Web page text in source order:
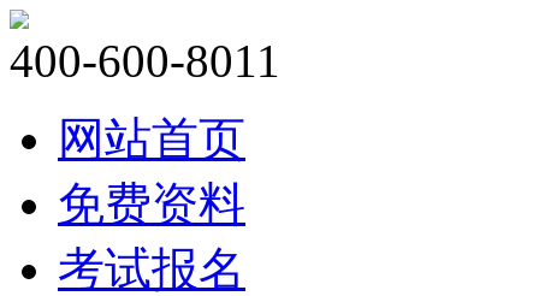
400-600-8011
网站首页
免费资料
考试报名